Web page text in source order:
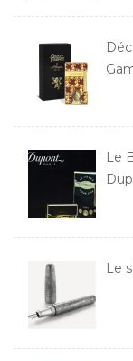
Le
Le